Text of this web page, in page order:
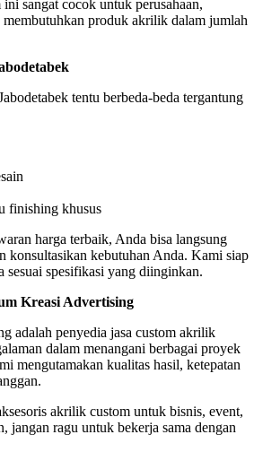
sangat cocok untuk perusahaan,
membutuhkan produk akrilik dalam jumlah
tentu berbeda-beda tergantung
finishing khusus
harga terbaik, Anda bisa langsung
konsultasikan kebutuhan Anda. Kami siap
sesuai spesifikasi yang diinginkan.
Kreasi Advertising
adalah penyedia jasa custom akrilik
dalam menangani berbagai proyek
mengutamakan kualitas hasil, ketepatan
akrilik custom untuk bisnis, event,
jangan ragu untuk bekerja sama dengan